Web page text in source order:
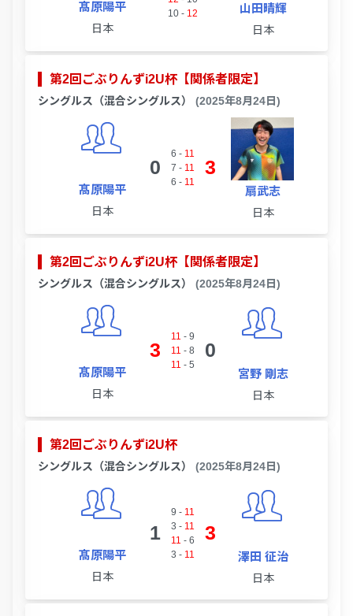
髙原陽平
日本
10- 12 山田晴輝
日本
第2回ごぶりんずi2U杯【関係者限定】
シングルス（混合シングルス） (2025年8月24日)
髙原陽平
日本
0
6 - 11
7 - 11
6 - 11
3
扇武志
日本
第2回ごぶりんずi2U杯【関係者限定】
シングルス（混合シングルス） (2025年8月24日)
髙原陽平
日本
3
11 - 9
11 - 8
11 - 5
0
宮野 剛志
日本
第2回ごぶりんずi2U杯
シングルス（混合シングルス） (2025年8月24日)
髙原陽平
日本
1
9 - 11
3 - 11
11 - 6
3 - 11
3
澤田 征治
日本